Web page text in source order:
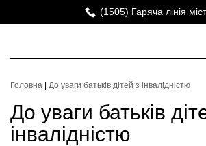
(1505) Гаряча лінія
Головна До уваги батьків дітей з інвалідністю
До уваги батьків
інвалідністю